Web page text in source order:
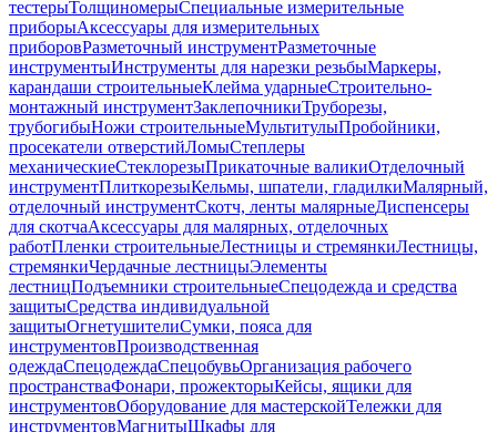
тестерыТолщиномерыСпециальные измерительные
приборыАксессуары для измерительных
приборовРазметочный инструментРазметочные
инструментыИнструменты для нарезки резьбыМаркеры,
карандаши строительныеКлейма ударныеСтроительно-
монтажный инструментЗаклепочникиТруборезы,
трубогибыНожи строительныеМультитулыПробойники,
просекатели отверстийЛомыСтеплеры
механическиеСтеклорезыПрикаточные валикиОтделочный
инструментПлиткорезыКельмы, шпатели, гладилкиМалярный,
отделочный инструментСкотч, ленты малярныеДиспенсеры
для скотчаАксессуары для малярных, отделочных
работПленки строительныеЛестницы и стремянкиЛестницы,
стремянкиЧердачные лестницыЭлементы
лестницПодъемники строительныеСпецодежда и средства
защитыСредства индивидуальной
защитыОгнетушителиСумки, пояса для
инструментовПроизводственная
одеждаСпецодеждаСпецобувьОрганизация рабочего
пространстваФонари, прожекторыКейсы, ящики для
инструментовОборудование для мастерскойТележки для
инструментовМагнитыШкафы для